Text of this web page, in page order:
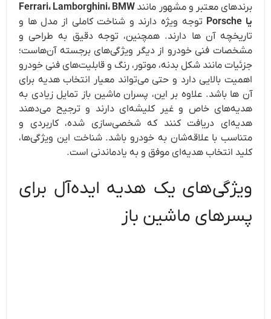
برندهای معتبر و مشهور مانند Ferrari، Lamborghini، BMW
یا Porsche
توجه ویژه دارند و شناخت کاملی از مدل ها و
تاریخچه آن ها دارند. همچنین، توجه دقیق به طراحی و
مشخصات فنی خودرو از دیگر ویژگی‌های برجسته آن‌هاست؛
جزئیات مانند شکل بدنه، موتور، رنگ و قابلیت‌های فنی خودرو
اهمیت بالایی دارد و حتی می‌تواند معیار انتخاب هدیه برای
آن ها باشد. علاوه بر این، پسران ماشین باز تمایل زیادی به
هدیه‌های خاص و غیر کلیشه‌ای دارند و ترجیح می‌دهند
هدیه‌ای دریافت کنند که شخصی‌سازی شده، کاربردی و
متناسب با علاقه‌شان به خودرو باشد. شناخت این ویژگی‌ها،
کلید انتخاب هدیه‌ای موفق و به یادماندنی است.
ویژگی‌های یک هدیه ایده‌آل برای
پسرهای ماشین‌ باز